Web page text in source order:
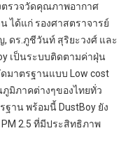
ตรวจวัดคุณภาพอากาศ
ได้แก่ รองศาสตราจารย์
, ดร.ภูชีวันท์ สุริยะวงศ์ และ
เป็นระบบติดตามค่าฝุ่น
ดมาตรฐานแบบ Low cost
มิภาคต่างๆของไทยทั่ว
าน พร้อมนี้ DustBoy ยัง
2.5 ที่มีประสิทธิภาพ